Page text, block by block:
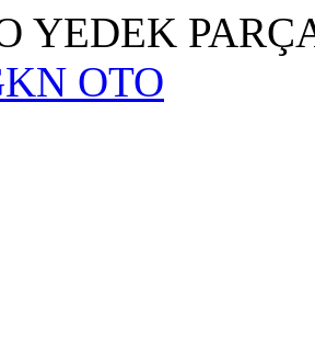
YEDEK
OTO